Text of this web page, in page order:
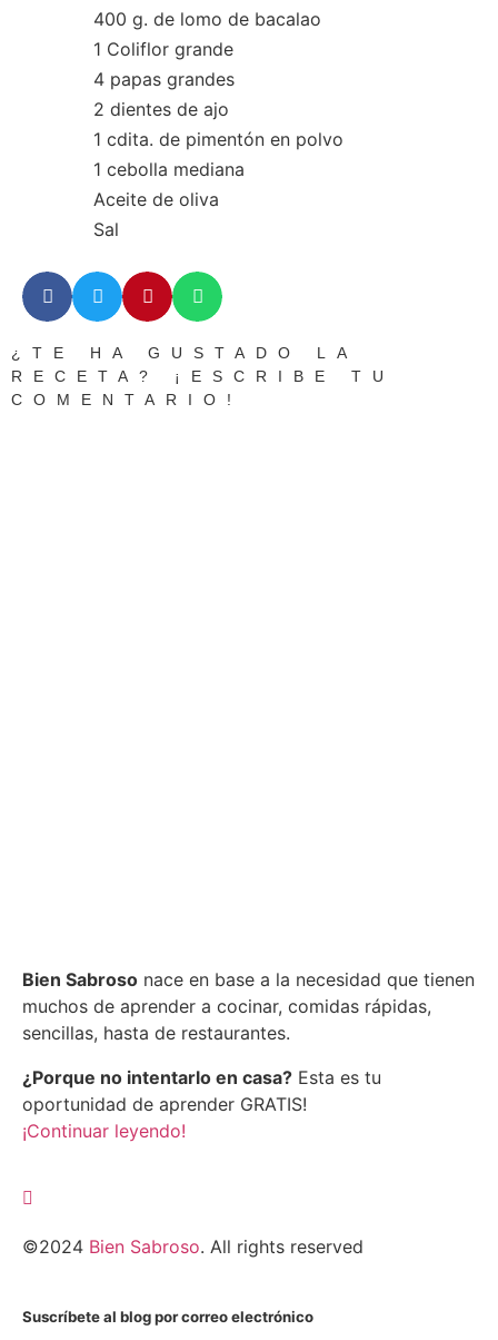
400 g. de lomo de bacalao
1 Coliflor grande
4 papas grandes
2 dientes de ajo
1 cdita. de pimentón en polvo
1 cebolla mediana
Aceite de oliva
Sal
¿TE HA GUSTADO LA
RECETA? ¡ESCRIBE TU
COMENTARIO!
Bien Sabroso nace en base a la necesidad que tienen
muchos de aprender a cocinar, comidas rápidas,
sencillas, hasta de restaurantes.
¿Porque no intentarlo en casa? Esta es tu
oportunidad de aprender GRATIS!
¡Continuar leyendo!
©2024 Bien Sabroso. All rights reserved
Suscríbete al blog por correo electrónico